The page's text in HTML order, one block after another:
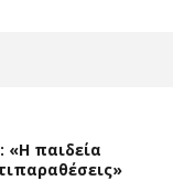
«Η παιδεία